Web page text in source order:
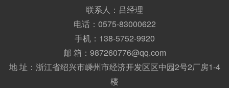
联系人：吕经理
电话：0575-83000622
手机：138-5752-9920
邮 箱：987260776@qq.com
地 址：浙江省绍兴市嵊州市经济开发区区中园2号2厂房1-4
楼